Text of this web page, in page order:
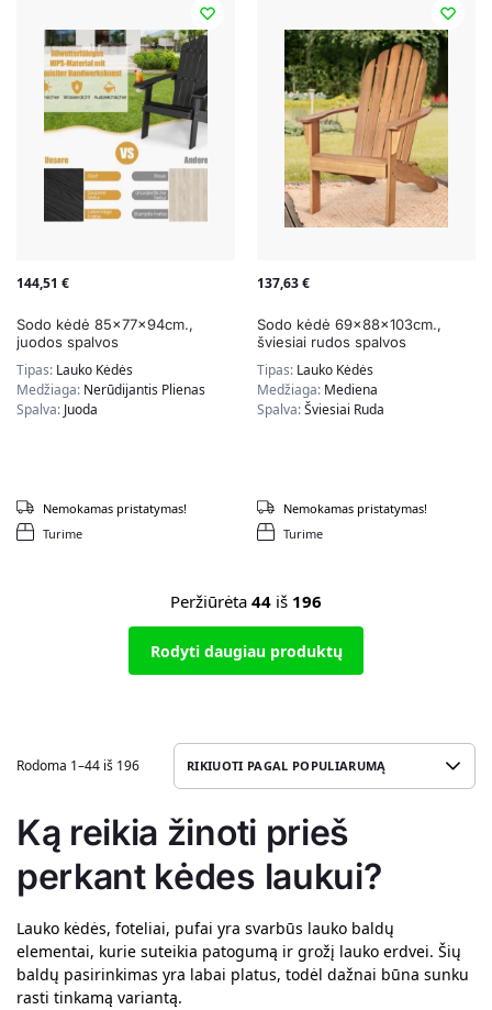
144,51 €
Sodo kėdė 85x77x94cm.,
juodos spalvos
Tipas: Lauko Kėdės
Medžiaga: Nerūdijantis Plienas
Spalva: Juoda
Turime
Nemokamas pristatymas!
137,63€
Sodo kėdė 69x88x103cm.,
šviesiai rudos spalvos
Tipas: Lauko Kėdės
Medžiaga: Mediena
Spalva:Šviesiai Ruda
Turime
Nemokamas pristatymas!
Peržiūrėta 44 iš 196
Rodyti daugiau produktų
Rodoma 1–44 iš 196
Ką reikia žinoti prieš
perkant kėdes laukui?
Lauko kėdės, foteliai, pufai yra svarbūs lauko baldų
elementai, kurie suteikia patogumą ir grožį lauko erdvei. Šių
baldų pasirinkimas yra labai platus, todėl dažnai būna sunku
rasti tinkamą variantą.